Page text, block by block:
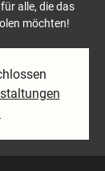
alle, die das
möchten!